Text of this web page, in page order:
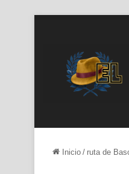
Inicio / ruta de